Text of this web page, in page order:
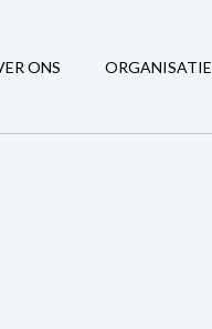
ONS ORGANISATIE